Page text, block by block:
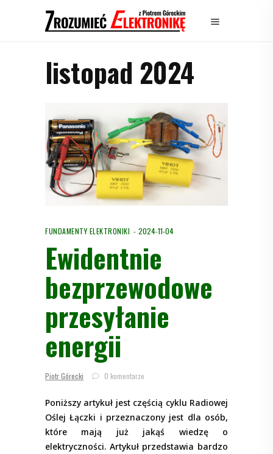
listopad 2024
FUNDAMENTY ELEKTRONIKI 2024-11-04
Ewidentnie
bezprzewodowe
przesyłanie
energii
Piotr Górecki 0 komentarze
Poniższy artykuł jest częścią cyklu Radiowej
Oślej Łączki i przeznaczony jest dla osób,
które mają już jakąś wiedzę o
elektryczności. Artykuł przedstawia bardzo